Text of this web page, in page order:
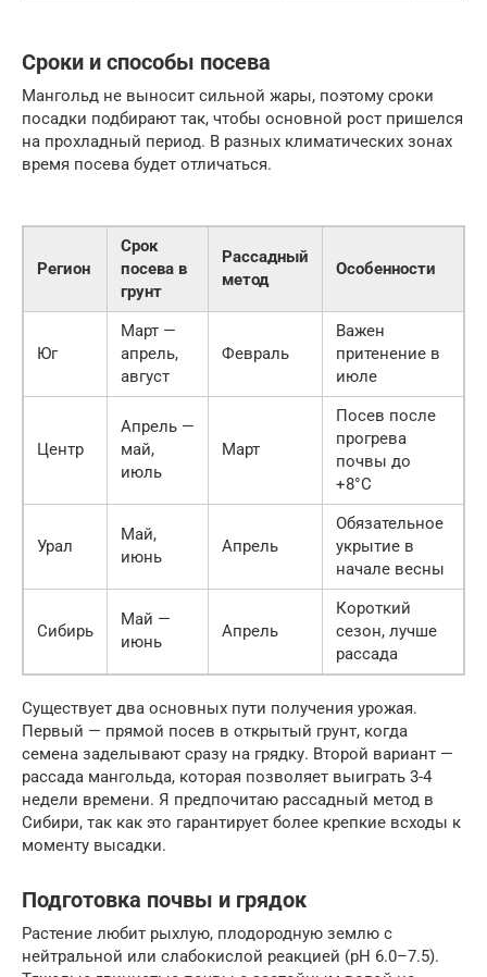
Сроки и способы посева
Мангольд не выносит сильной жары, поэтому сроки
посадки подбирают так, чтобы основной рост пришелся
на прохладный период. В разных климатических зонах
время посева будет отличаться.
Регион
Срок
посева в
грунт
Рассадный
метод
Особенности
Юг
Март —
апрель,
август
Февраль
Важен
притенение в
июле
Центр
Апрель —
май,
июль
Март
Посев после
прогрева
почвы до
+8°C
Урал
Май,
июнь
Апрель
Обязательное
укрытие в
начале весны
Сибирь
Май —
июнь
Апрель
Короткий
сезон, лучше
рассада
Существует два основных пути получения урожая.
Первый — прямой посев в открытый грунт, когда
семена заделывают сразу на грядку. Второй вариант —
рассада мангольда, которая позволяет выиграть 3-4
недели времени. Я предпочитаю рассадный метод в
Сибири, так как это гарантирует более крепкие всходы к
моменту высадки.
Подготовка почвы и грядок
Растение любит рыхлую, плодородную землю с
нейтральной или слабокислой реакцией (pH 6.0–7.5).